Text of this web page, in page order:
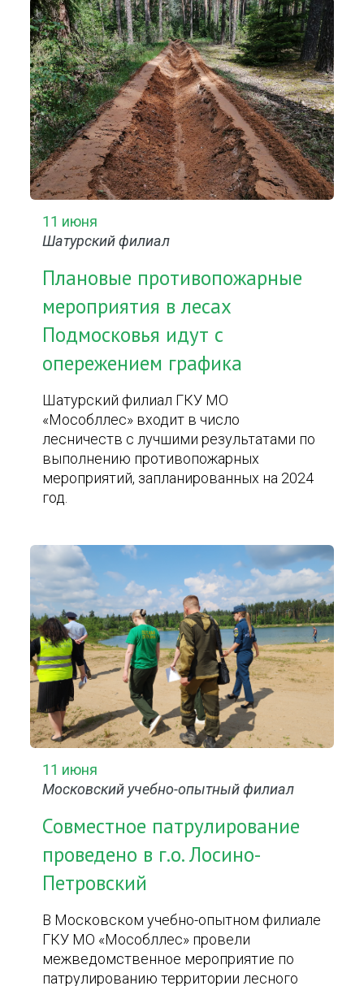
11 июня
Шатурский филиал
Плановые противопожарные
мероприятия в лесах
Подмосковья идут с
опережением графика
Шатурский филиал ГКУ МО
«Мособллес» входит в число
лесничеств с лучшими результатами по
выполнению противопожарных
мероприятий, запланированных на 2024
год.
11 июня
Московский учебно-опытный филиал
Совместное патрулирование
проведено в г.о. Лосино-
Петровский
В Московском учебно-опытном филиале
ГКУ МО «Мособллес» провели
межведомственное мероприятие по
патрулированию территории лесного